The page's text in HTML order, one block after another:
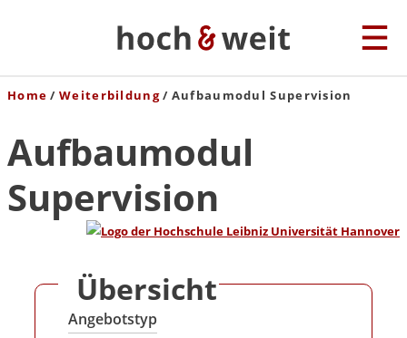
Home Weiterbildung Aufbaumodul Supervision
Aufbaumodul
Supervision
Übersicht
Angebotstyp